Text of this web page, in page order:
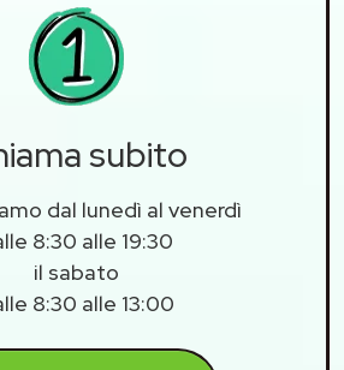
subito
dal lunedì al venerdì
8:30 alle 19:30
il sabato
8:30 alle 13:00